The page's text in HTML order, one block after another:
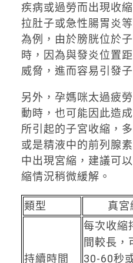
疾病或過勞而出現收
拉肚子或急性腸胃炎
為例，由於膀胱位於
時，因為與發炎位置
威脅，進而容易引發
另外，孕媽咪太過疲勞
動時，也可能因此造
所引起的子宮收縮，
或是精液中的前列腺
中出現宮縮，建議可
縮情況稍微緩解。
類型 真宮
持續時間
每次收縮
間較長，
30-60秒